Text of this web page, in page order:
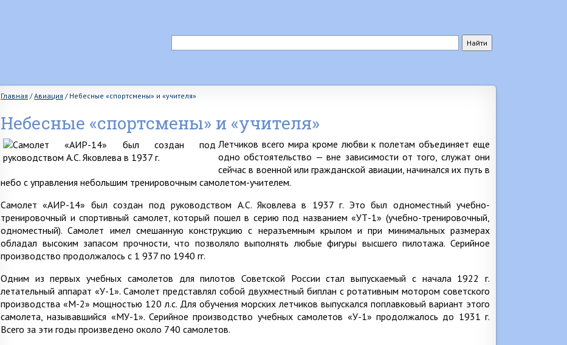
Главная /Авиация / Небесные «спортсмены» и «учителя»
Небесные «спортсмены» и «учителя»
Летчиков всего мира кроме любви к полетам объединяет еще
одно обстоятельство — вне зависимости от того, служат они
сейчас в военной или гражданской авиации, начинался их путь в
небо с управления небольшим тренировочным самолетом-учителем.
Самолет «АИР-14» был создан под руководством А.С. Яковлева в 1937 г. Это был одноместный учебно-
тренировочный и спортивный самолет, который пошел в серию под названием «УТ-1» (учебно-тренировочный,
одноместный). Самолет имел смешанную конструкцию с неразъемным крылом и при минимальных размерах
обладал высоким запасом прочности, что позволяло выполнять любые фигуры высшего пилотажа. Серийное
производство продолжалось с 1 937 по 1940 гг.
Одним из первых учебных самолетов для пилотов Советской России стал выпускаемый с начала 1922 г.
летательный аппарат «У-1». Самолет представлял собой двухместный биплан с ротативным мотором советского
производства «М-2» мощностью 120 л.с. Для обучения морских летчиков выпускался поплавковый вариант этого
самолета, называвшийся «МУ-1». Серийное производство учебных самолетов «У-1» продолжалось до 1931 г.
Всего за эти годы произведено около 740 самолетов.